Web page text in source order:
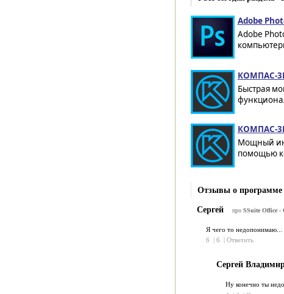
Adobe
Adobe
КОМПАС-
Быстрая
КОМПАС-
Мощный
помощью
Отзывы о
Сергей
про SSuite Office -
Я чего то недопонимаю...
6
6 Ответить
Сергей
Ну конечно ты